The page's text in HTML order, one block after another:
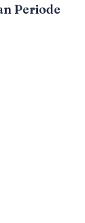
Periode